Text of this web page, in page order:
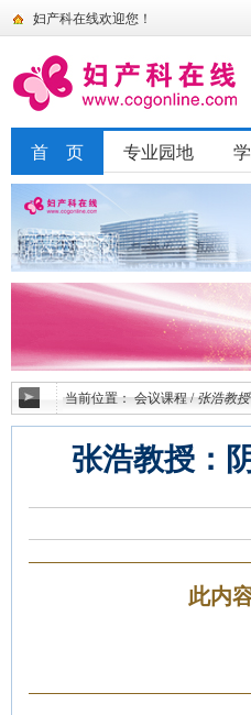
妇产科在线欢迎您！
首 页 专业园地
当前位置：会议课程 / 张浩教
张浩教授：
此内